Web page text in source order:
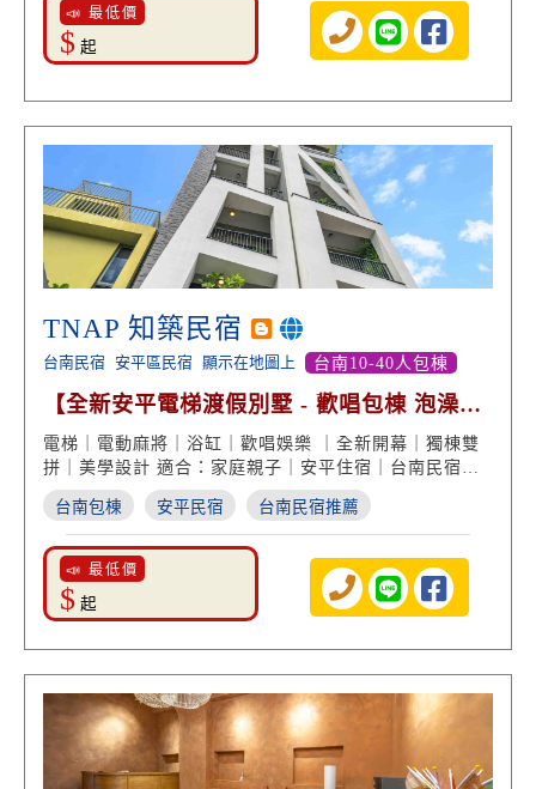
📣 最低價
$ 起
TNAP 知築民宿
台南民宿 安平區民宿 顯示在地圖上 台南10-40人包棟
【全新安平電梯渡假別墅 - 歡唱包棟 泡澡享
受 團體住宿】
電梯｜電動麻將｜浴缸｜歡唱娛樂 ｜全新開幕｜獨棟雙
拼｜美學設計 適合：家庭親子｜安平住宿｜台南民宿推
薦
台南包棟 安平民宿 台南民宿推薦
📣 最低價
$ 起